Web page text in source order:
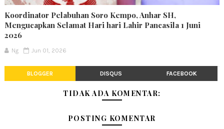
Koordinator Pelabuhan Soro Kempo, Anhar SH,
Mengucapkan Selamat Hari hari Lahir Pancasila 1 Juni
2026
Ng Jun 01, 2026
BLOGGER DISQUS FACEBOOK
TIDAK ADA KOMENTAR:
POSTING KOMENTAR